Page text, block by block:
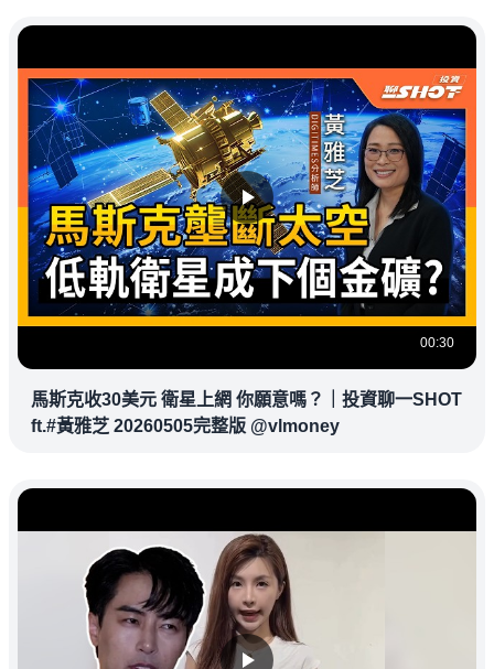
00:30
馬斯克收30美元 衛星上網 你願意嗎？｜投資聊一SHOT
ft.#黃雅芝 20260505完整版 @vlmoney